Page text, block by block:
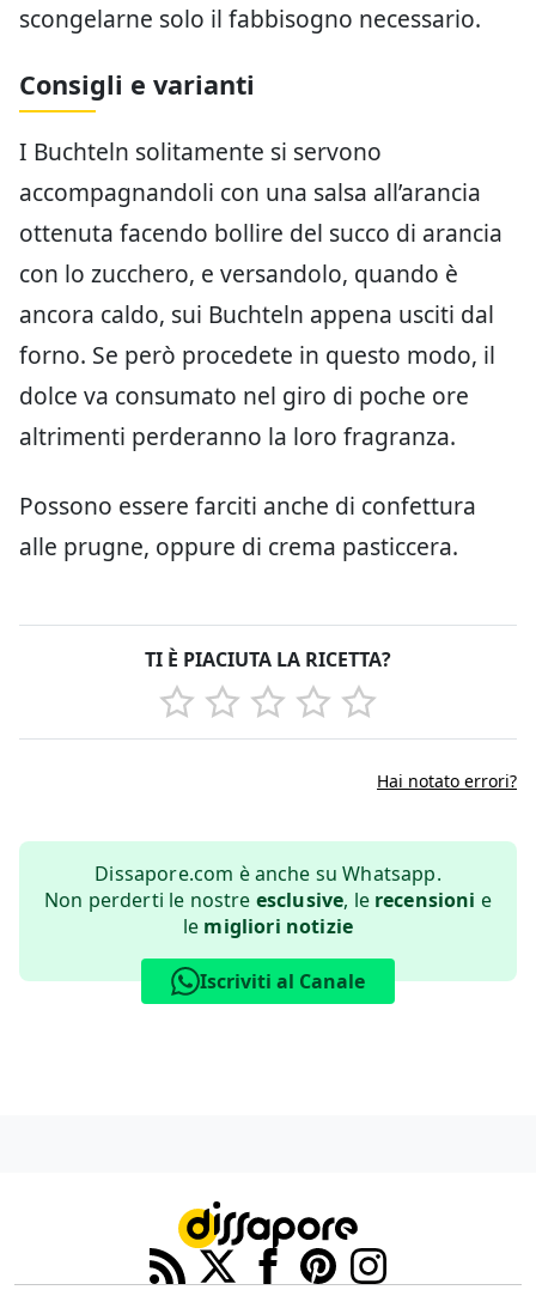
scongelarne solo il fabbisogno necessario.
Consigli e varianti
I Buchteln solitamente si servono
accompagnandoli con una salsa all’arancia
ottenuta facendo bollire del succo di arancia
con lo zucchero, e versandolo, quando è
ancora caldo, sui Buchteln appena usciti dal
forno. Se però procedete in questo modo, il
dolce va consumato nel giro di poche ore
altrimenti perderanno la loro fragranza.
Possono essere farciti anche di confettura
alle prugne, oppure di crema pasticcera.
TI È PIACIUTA LA RICETTA?
Hai notato errori?
Dissapore.com è anche su Whatsapp.
Non perderti le nostre esclusive, le recensioni e
le migliori notizie
Iscriviti al Canale